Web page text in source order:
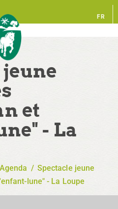
FR
et
- La
Agenda / Spectacle jeune
lune" - La Loupe